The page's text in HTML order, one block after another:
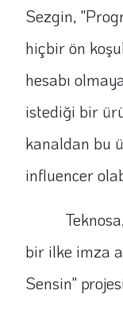
Sezgin,
hiçbir ön
hesabı
istediği bir
kanaldan bu
influencer
bir ilke imza
Sensin"